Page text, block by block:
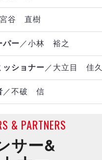
宮谷 直樹
パー ／小林 裕之
ッショナー ／大立目 佳久
／不破 信
& PARTNERS
サー&